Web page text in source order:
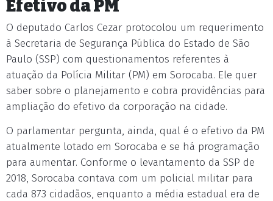
Efetivo da PM
O deputado Carlos Cezar protocolou um requerimento
à Secretaria de Segurança Pública do Estado de São
Paulo (SSP) com questionamentos referentes à
atuação da Polícia Militar (PM) em Sorocaba. Ele quer
saber sobre o planejamento e cobra providências para
ampliação do efetivo da corporação na cidade.
O parlamentar pergunta, ainda, qual é o efetivo da PM
atualmente lotado em Sorocaba e se há programação
para aumentar. Conforme o levantamento da SSP de
2018, Sorocaba contava com um policial militar para
cada 873 cidadãos, enquanto a média estadual era de